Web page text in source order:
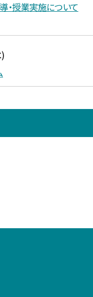
・授業実施について